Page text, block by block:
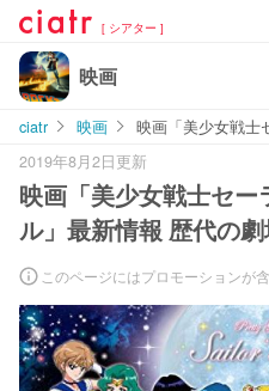
[ シアター ]
映画
ciatr 映画
映画「美少女戦士
2019年8月2日更新
映画「美少女戦士セー
ル」最新情報 歴代の
このページにはプロモーションが